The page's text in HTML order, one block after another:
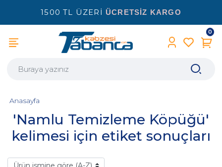
1500 TL ÜZERİ ÜCRETSİZ KARGO
0
'Namlu Temizleme Köpüğü'
kelimesi için etiket sonuçları
Anasayfa